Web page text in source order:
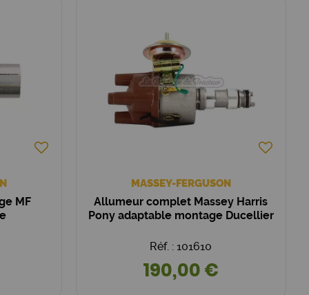
MF
MASSEY-FERGUSON
Allumeur complet Massey Harris
Pony adaptable montage Ducellier
Réf. : 101610
190,00 €